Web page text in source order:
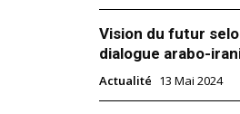
Vision du futur
dialogue arabo-
Actualité 13 Mai 2024